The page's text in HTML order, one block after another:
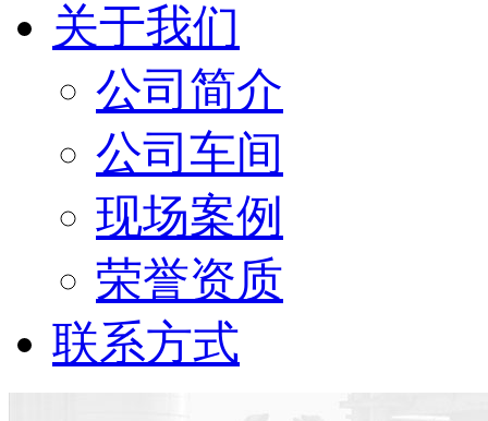
关于我们
公司简介
公司车间
现场案例
荣誉资质
联系方式